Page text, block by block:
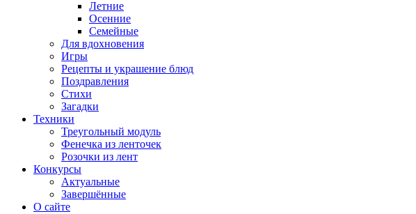
Летние
Осенние
Семейные
Для вдохновения
Игры
Рецепты и украшение блюд
Поздравления
Стихи
Загадки
Техники
Треугольный модуль
Фенечка из ленточек
Розочки из лент
Конкурсы
Актуальные
Завершённые
О сайте